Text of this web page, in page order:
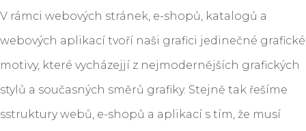
V rámci webových stránek, e-shopů, katalogů a
webových aplikací tvoří naši grafici jedinečné grafické
motivy, které vycházejjí z nejmodernějších grafických
stylů a současných směrů grafiky. Stejně tak řešíme
sstruktury webů, e-shopů a aplikací s tím, že musí